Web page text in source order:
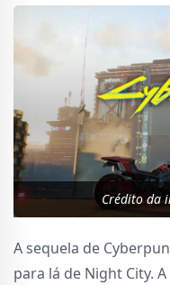
Crédito da
A sequela de
para lá de Night City.